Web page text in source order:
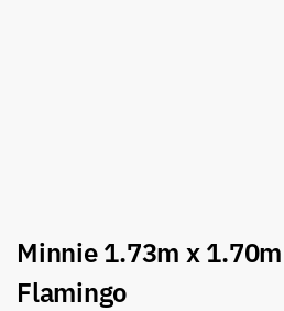
Minnie 1.73m x
Flamingo